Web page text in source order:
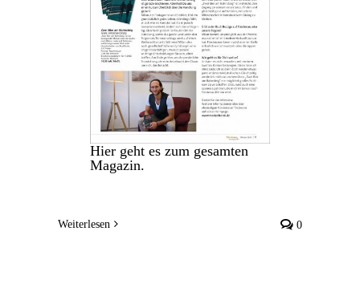
Hier geht es zum gesamten
Magazin.
Weiterlesen 0